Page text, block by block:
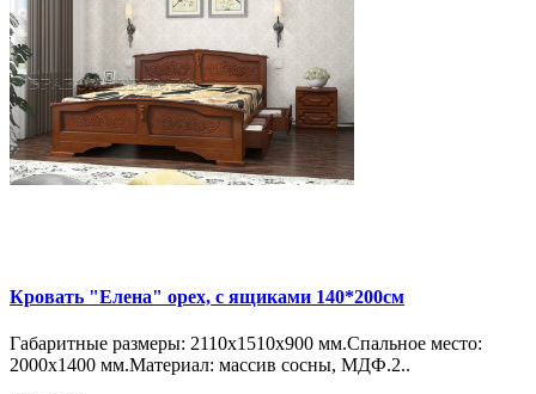
Кровать "Елена" орех, с ящиками 140*200см
Габаритные размеры: 2110х1510х900 мм.Спальное место:
2000х1400 мм.Материал: массив сосны, МДФ.2..